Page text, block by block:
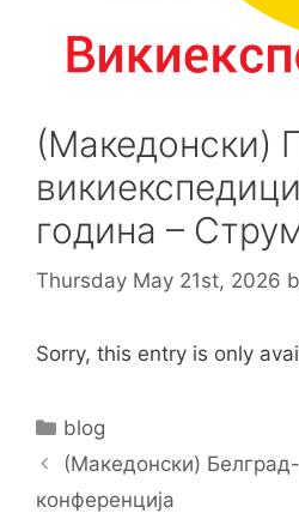
(Македонски)
година –
Thursday May 21st, 2026
Sorry, this entry is only
Categories
blog
Post
navigation
(Македонски)
конференција